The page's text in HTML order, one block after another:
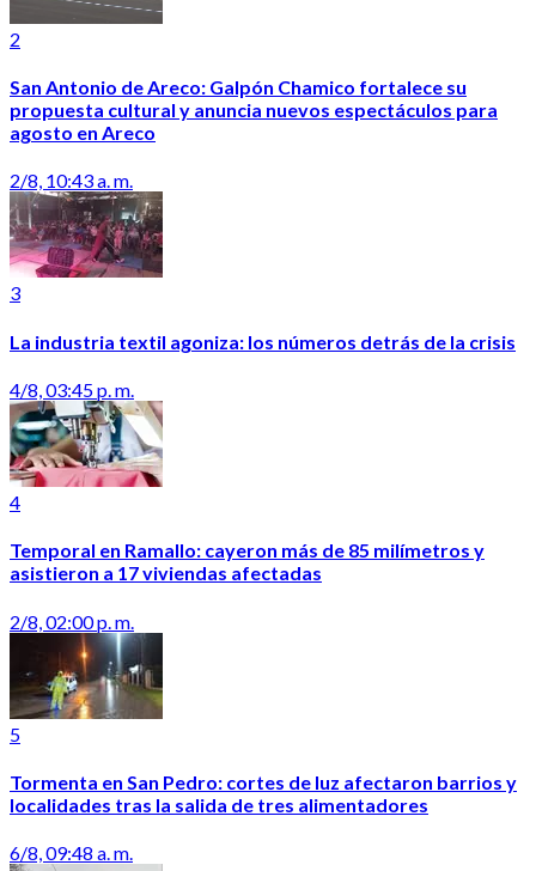
2
San Antonio de Areco: Galpón Chamico fortalece su
propuesta cultural y anuncia nuevos espectáculos para
agosto en Areco
2/8, 10:43 a. m.
3
La industria textil agoniza: los números detrás de la crisis
4/8, 03:45 p. m.
4
Temporal en Ramallo: cayeron más de 85 milímetros y
asistieron a 17 viviendas afectadas
2/8, 02:00 p. m.
5
Tormenta en San Pedro: cortes de luz afectaron barrios y
localidades tras la salida de tres alimentadores
6/8, 09:48 a. m.